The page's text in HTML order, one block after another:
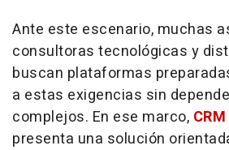
Ante este escenario, muchas
consultoras tecnológicas y
buscan plataformas
a estas exigencias sin
complejos. En ese marco,
presenta una solución